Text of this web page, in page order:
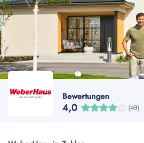
Bewertungen
4,0 (49)